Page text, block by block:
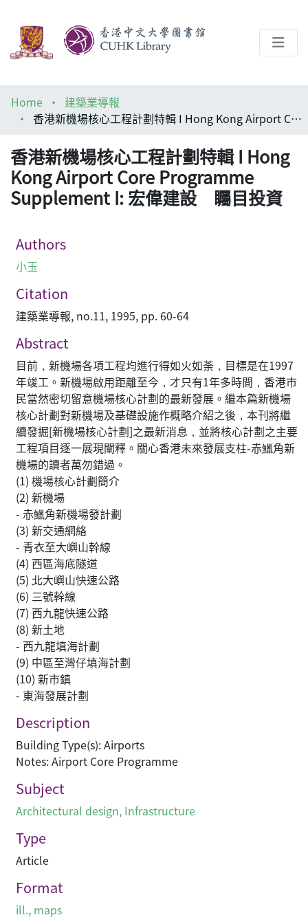
Help
Home
建築業導報
香港新機場核心工程計劃特輯 I Hong Kong Airport Core Programme Supplement I: 宏偉建設 矚目投資
香港新機場核心工程計劃特輯 I Hong
Kong Airport Core Programme
Supplement I: 宏偉建設 矚目投資
Authors
小玉
Citation
建築業導報, no.11, 1995, pp. 60-64
Abstract
目前，新機場各項工程均進行得如火如荼，目標是在1997
年竣工。新機場啟用距離至今，才只有1年多時間，香港市
民當然密切留意機場核心計劃的最新發展。繼本篇新機場
核心計劃對新機場及基礎設施作概略介紹之後，本刊將繼
續發掘[新機場核心計劃]之最新消息，並將核心計劃之主要
工程項目逐一展現闡釋。關心香港未來發展支柱-赤鱲角新
機場的讀者萬勿錯過。
(1) 機場核心計劃簡介
(2) 新機場
- 赤鱲角新機場發計劃
(3) 新交通網絡
- 青衣至大嶼山幹線
(4) 西區海底隧道
(5) 北大嶼山快速公路
(6) 三號幹線
(7) 西九龍快速公路
(8) 新土地
- 西九龍填海計劃
(9) 中區至灣仔填海計劃
(10) 新市鎮
- 東海發展計劃
Description
Building Type(s): Airports
Notes: Airport Core Programme
Subject
Architectural design, Infrastructure
Type
Article
Format
ill., maps